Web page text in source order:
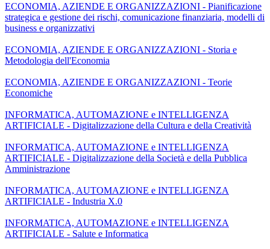
ECONOMIA, AZIENDE E ORGANIZZAZIONI - Pianificazione
strategica e gestione dei rischi, comunicazione finanziaria, modelli di
business e organizzativi
ECONOMIA, AZIENDE E ORGANIZZAZIONI - Storia e
Metodologia dell'Economia
ECONOMIA, AZIENDE E ORGANIZZAZIONI - Teorie
Economiche
INFORMATICA, AUTOMAZIONE e INTELLIGENZA
ARTIFICIALE - Digitalizzazione della Cultura e della Creatività
INFORMATICA, AUTOMAZIONE e INTELLIGENZA
ARTIFICIALE - Digitalizzazione della Società e della Pubblica
Amministrazione
INFORMATICA, AUTOMAZIONE e INTELLIGENZA
ARTIFICIALE - Industria X.0
INFORMATICA, AUTOMAZIONE e INTELLIGENZA
ARTIFICIALE - Salute e Informatica